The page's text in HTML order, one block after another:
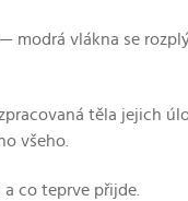
modrá vlákna se
těla jejich
všeho.
co teprve přijde.